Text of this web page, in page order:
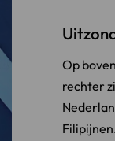
Op
rechter